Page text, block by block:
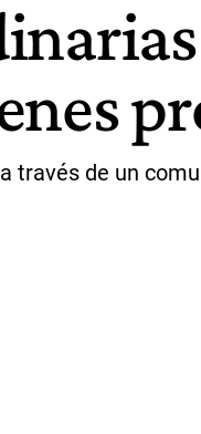
través de un